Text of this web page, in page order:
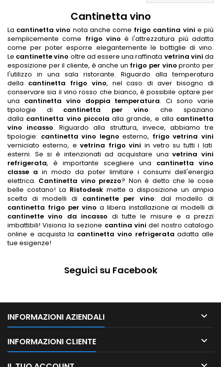
Cantinetta vino
La cantinetta vino nota anche come frigo cantina vini e più
semplicemente come frigo vino è l'attrezzatura più adatta
come per poter esporre elegantemente le bottiglie di vino.
Le cantinette vino oltre ad essere una raffinata vetrina vinida
esposizione per il cliente, è anche un frigo per vino pronto per
l'utilizzo in una sala ristorante. Riguardo alla temperatura
della cantinetta frigo vino, nel caso di aver bisogno di
conservare sia il vino rosso che bianco, è possibile optare per
una cantinetta vino doppia temperatura. Ci sono varie
tipologie di cantinetta per vino: che spaziano
dalla cantinetta vino piccola alla grande, e alla cantinetta
vino incasso. Riguardo alla struttura, invece, abbiamo tre
tipologie: cantinetta vino legno esterno, frigo vetrina vini
verniciato esterno, evetrina frigo vini in vetro su tutti i lati
esterni. Se si è intenzionati ad acquistare unavetrina vini
refrigerata, è importante scegliere una cantinetta vino
classe a in modo da poter limitare i consumi dell'energia
elettrica. Cantinetta vino prezzo? Non è detto che le cose
belle costano! La Ristodeskmette a disposizione un ampia
scelta di modelli di cantinette per vino: dal modello di
cantinetta frigo per vino a libera installazione ai modelli di
cantinette vino da incasso di tutte le misure e a prezzi
imbattibili! Visiona la sezione cantina vini del nostro catalogo
online e acquista la cantinetta vino refrigerata adatta alle
tue esigenze!
Seguici su Facebook
INFORMAZIONI AZIENDALI 
INFORMAZIONI CLIENTE 